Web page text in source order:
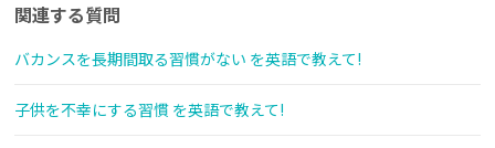
関連する質問
バカンスを長期間取る習慣がない を英語で教えて!
子供を不幸にする習慣 を英語で教えて!